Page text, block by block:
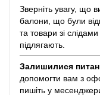
Зверніть увагу, що
балони, що були
та товари зі
підлягають.
Залишилися
допомогти вам з
пишіть у